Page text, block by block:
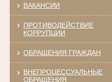
ВАКАНСИИ
ПРОТИВОДЕЙСТВИЕ
КОРРУПЦИИ
ОБРАЩЕНИЯ ГРАЖДАН
ВНЕПРОЦЕССУАЛЬНЫЕ
ОБРАЩЕНИЯ